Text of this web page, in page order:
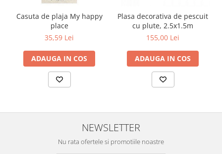
Casuta de plaja My happy
place
35,59 Lei
ADAUGA IN COS
Plasa decorativa de pescuit
cu plute, 2.5x1.5m
155,00 Lei
ADAUGA IN COS
NEWSLETTER
Nu rata ofertele si promotiile noastre